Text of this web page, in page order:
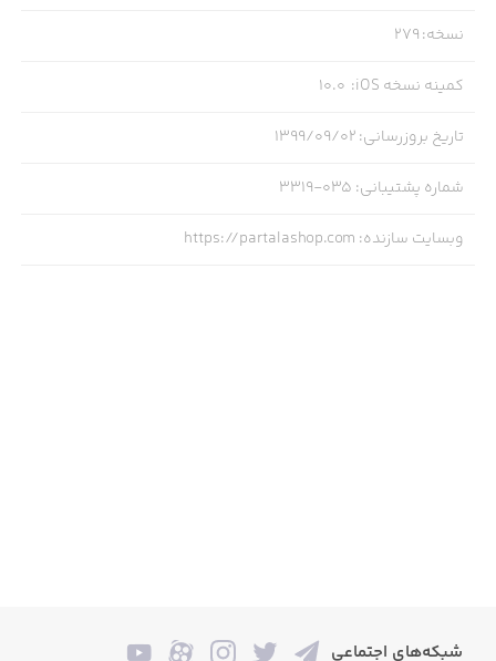
نسخه:
279
کمینه نسخه iOS :
10.0
تاریخ بروزرسانی:۱۳۹۹/۰۹/۰۲
شماره پشتیبانی:
035-3319
وبسایت سازنده:
https://partalashop.com
شبکه‌های اجتماعی